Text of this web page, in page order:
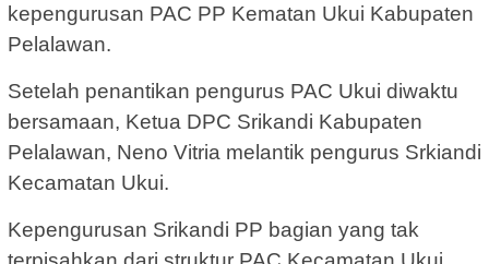
kepengurusan PAC PP Kematan Ukui Kabupaten
Pelalawan.
Setelah penantikan pengurus PAC Ukui diwaktu
bersamaan, Ketua DPC Srikandi Kabupaten
Pelalawan, Neno Vitria melantik pengurus Srkiandi
Kecamatan Ukui.
Kepengurusan Srikandi PP bagian yang tak